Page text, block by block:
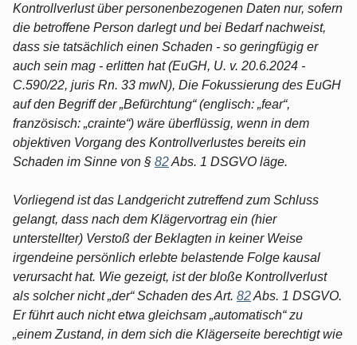
Kontrollverlust über personenbezogenen Daten nur, sofern
die betroffene Person darlegt und bei Bedarf nachweist,
dass sie tatsächlich einen Schaden - so geringfügig er
auch sein mag - erlitten hat (EuGH, U. v. 20.6.2024 -
C.590/22, juris Rn. 33 mwN), Die Fokussierung des EuGH
auf den Begriff der „Befürchtung“ (englisch: „fear“,
französisch: „crainte“) wäre überflüssig, wenn in dem
objektiven Vorgang des Kontrollverlustes bereits ein
Schaden im Sinne von § 82Abs. 1 DSGVO läge.
Vorliegend ist das Landgericht zutreffend zum Schluss
gelangt, dass nach dem Klägervortrag ein (hier
unterstellter) Verstoß der Beklagten in keiner Weise
irgendeine persönlich erlebte belastende Folge kausal
verursacht hat. Wie gezeigt, ist der bloße Kontrollverlust
als solcher nicht „der“ Schaden des Art. 82Abs. 1 DSGVO.
Er führt auch nicht etwa gleichsam „automatisch“ zu
„einem Zustand, in dem sich die Klägerseite berechtigt wie